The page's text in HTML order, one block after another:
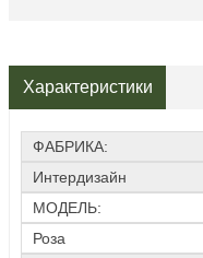
Характеристики
ФАБРИКА:
Интердизайн
МОДЕЛЬ:
Роза